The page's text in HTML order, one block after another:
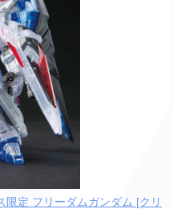
限定 フリーダムガンダム [クリ